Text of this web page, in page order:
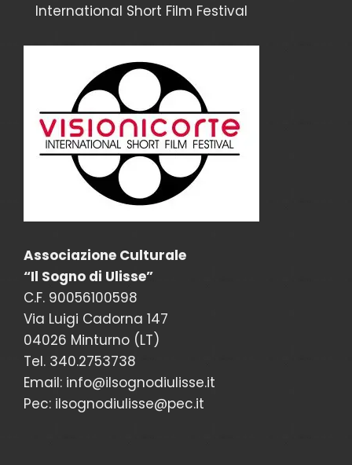
International Short Film Festival
Associazione Culturale
“Il Sogno di Ulisse”
C.F. 90056100598
Via Luigi Cadorna 147
04026 Minturno (LT)
Tel. 340.2753738
Email: info@ilsognodiulisse.it
Pec: ilsognodiulisse@pec.it